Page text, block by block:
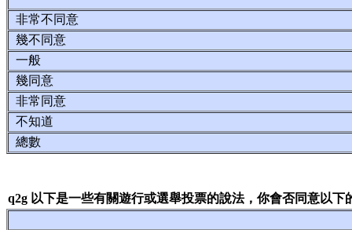
非常不同意
幾不同意
一般
幾同意
非常同意
不知道
總數
q2g 以下是一些有關遊行或選舉投票的說法，你會否同意以